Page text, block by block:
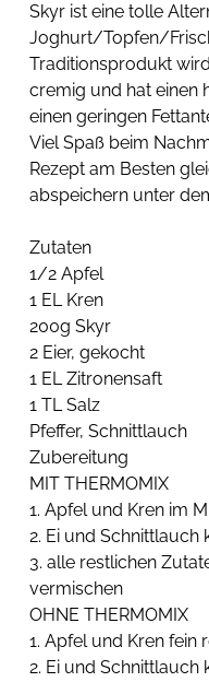
Skyr ist eine tolle
Joghurt/Topfen/
Traditionsprodukt
cremig und hat einen
einen geringen
Viel Spaß beim
Rezept am Besten
abspeichern unter
Zutaten
1/2 Apfel
1 EL Kren
200g Skyr
2 Eier, gekocht
1 EL Zitronensaft
1 TL Salz
Pfeffer, Schnittlauch
Zubereitung
MIT THERMOMIX
1. Apfel und Kren im
2. Ei und Schnittlauch
3. alle restlichen
vermischen
OHNE THERMOMIX
1. Apfel und Kren fein
2. Ei und Schnittlauch